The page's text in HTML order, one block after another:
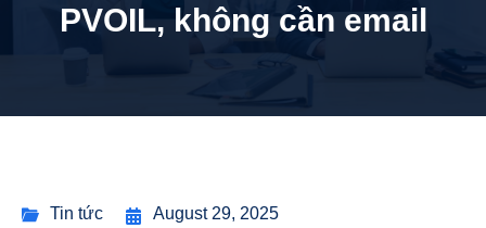
PVOIL, không cần email
Tin tức August 29, 2025